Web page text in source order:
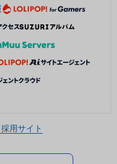
採用サイト